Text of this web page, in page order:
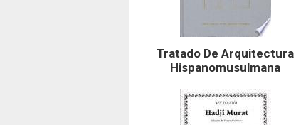
Tratado De Arquitectura
Hispanomusulmana